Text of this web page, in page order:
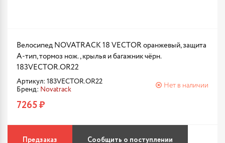
Велосипед NOVATRACK 18 VECTOR оранжевый, защита
А-тип, тормоз нож., крылья и багажник чёрн.
183VECTOR.OR22
Артикул: 183VECTOR.OR22
Бренд: Novatrack
Нет в наличии
7265 ₽
Предзаказ Сообщить о поступлении